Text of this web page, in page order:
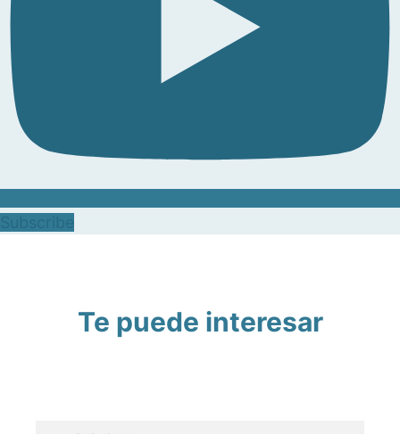
Te puede interesar